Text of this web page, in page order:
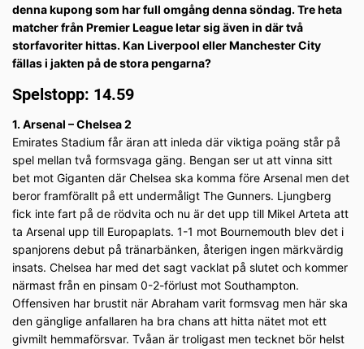
denna kupong som har full omgång denna söndag. Tre heta
matcher från Premier League letar sig även in där två
storfavoriter hittas. Kan Liverpool eller Manchester City
fällas i jakten på de stora pengarna?
Spelstopp: 14.59
1. Arsenal – Chelsea 2
Emirates Stadium får äran att inleda där viktiga poäng står på
spel mellan två formsvaga gäng. Bengan ser ut att vinna sitt
bet mot Giganten där Chelsea ska komma före Arsenal men det
beror framförallt på ett undermåligt The Gunners. Ljungberg
fick inte fart på de rödvita och nu är det upp till Mikel Arteta att
ta Arsenal upp till Europaplats. 1-1 mot Bournemouth blev det i
spanjorens debut på tränarbänken, återigen ingen märkvärdig
insats. Chelsea har med det sagt vacklat på slutet och kommer
närmast från en pinsam 0-2-förlust mot Southampton.
Offensiven har brustit när Abraham varit formsvag men här ska
den gänglige anfallaren ha bra chans att hitta nätet mot ett
givmilt hemmaförsvar. Tvåan är troligast men tecknet bör helst